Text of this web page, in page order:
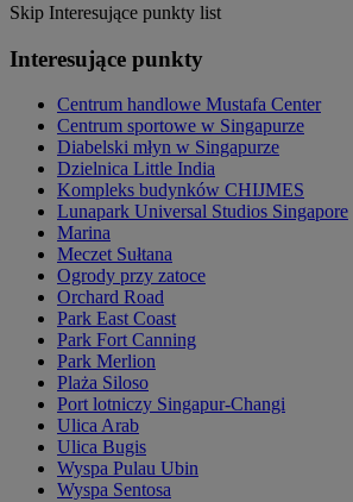
Skip Interesujące punkty list
Interesujące punkty
Centrum handlowe Mustafa Center
Centrum sportowe w Singapurze
Diabelski młyn w Singapurze
Dzielnica Little India
Kompleks budynków CHIJMES
Lunapark Universal Studios Singapore
Marina
Meczet Sułtana
Ogrody przy zatoce
Orchard Road
Park East Coast
Park Fort Canning
Park Merlion
Plaża Siloso
Port lotniczy Singapur-Changi
Ulica Arab
Ulica Bugis
Wyspa Pulau Ubin
Wyspa Sentosa